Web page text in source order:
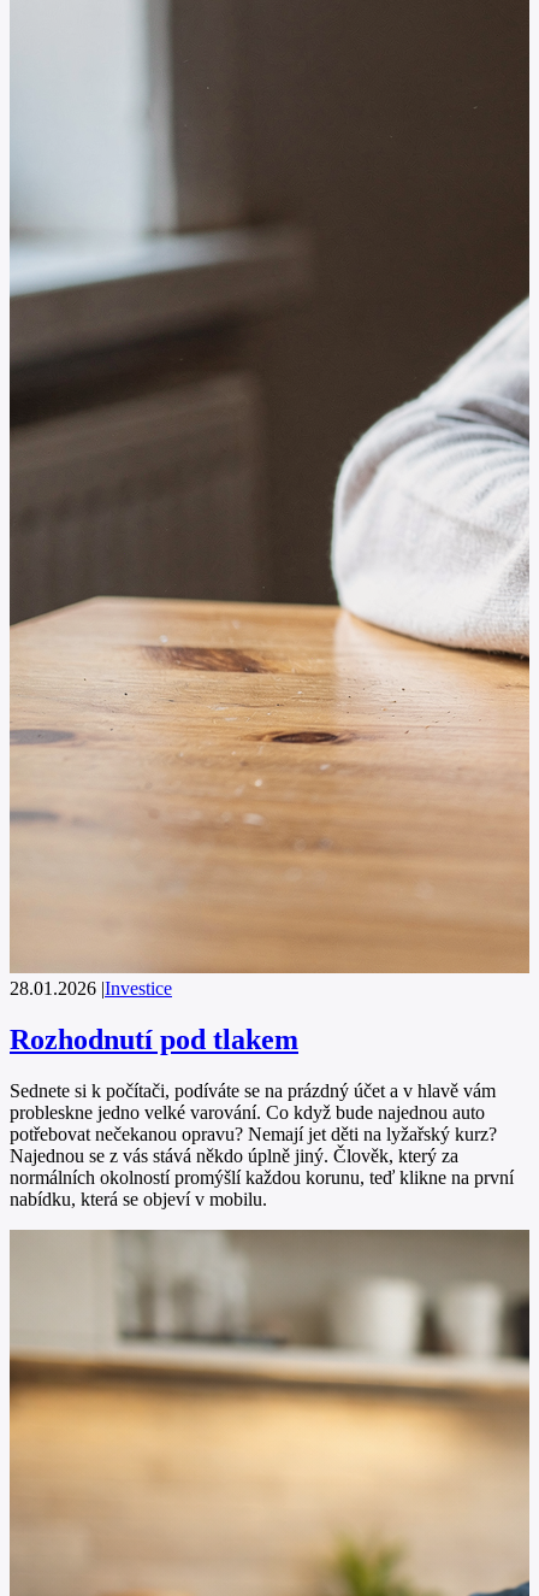
28.01.2026 |Investice
Rozhodnutí pod tlakem
Sednete si k počítači, podíváte se na prázdný účet a v hlavě vám
probleskne jedno velké varování. Co když bude najednou auto
potřebovat nečekanou opravu? Nemají jet děti na lyžařský kurz?
Najednou se z vás stává někdo úplně jiný. Člověk, který za
normálních okolností promýšlí každou korunu, teď klikne na první
nabídku, která se objeví v mobilu.